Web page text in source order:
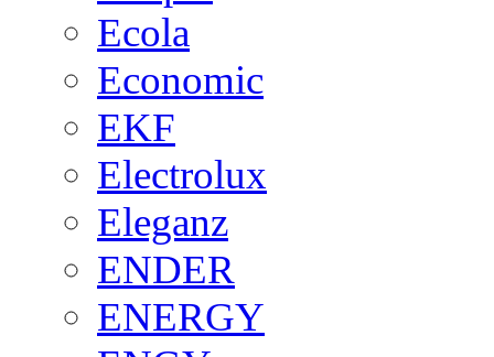
Ecola
Economic
EKF
Electrolux
Eleganz
ENDER
ENERGY